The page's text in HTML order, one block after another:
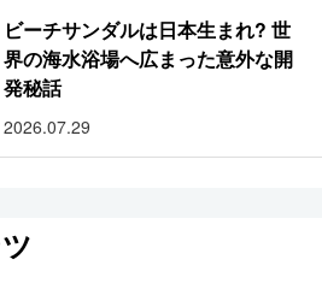
ビーチサンダルは日本生まれ? 世
界の海水浴場へ広まった意外な開
発秘話
2026.07.29